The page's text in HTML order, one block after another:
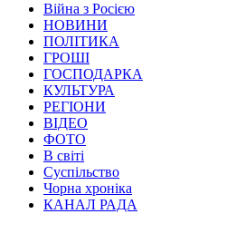
Війна з Росією
НОВИНИ
ПОЛІТИКА
ГРОШІ
ГОСПОДАРКА
КУЛЬТУРА
РЕГІОНИ
ВІДЕО
ФОТО
В світі
Суспільство
Чорна хроніка
КАНАЛ РАДА